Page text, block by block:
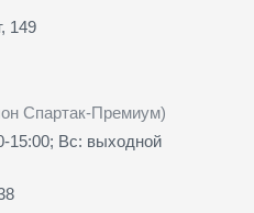
149
Спартак-Премиум)
15:00; Вс: выходной